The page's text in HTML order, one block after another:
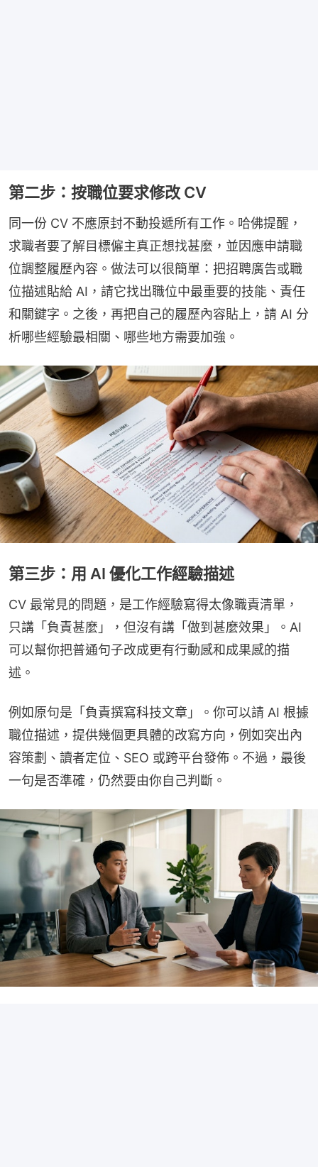
第二步：按職位要求修改 CV
同一份 CV 不應原封不動投遞所有工作。哈佛提醒，
求職者要了解目標僱主真正想找甚麼，並因應申請職
位調整履歷內容。做法可以很簡單：把招聘廣告或職
位描述貼給 AI，請它找出職位中最重要的技能、責任
和關鍵字。之後，再把自己的履歷內容貼上，請 AI 分
析哪些經驗最相關、哪些地方需要加強。
第三步：用 AI 優化工作經驗描述
CV 最常見的問題，是工作經驗寫得太像職責清單，
只講「負責甚麼」，但沒有講「做到甚麼效果」。AI
可以幫你把普通句子改成更有行動感和成果感的描
述。
例如原句是「負責撰寫科技文章」。你可以請 AI 根據
職位描述，提供幾個更具體的改寫方向，例如突出內
容策劃、讀者定位、SEO 或跨平台發佈。不過，最後
一句是否準確，仍然要由你自己判斷。